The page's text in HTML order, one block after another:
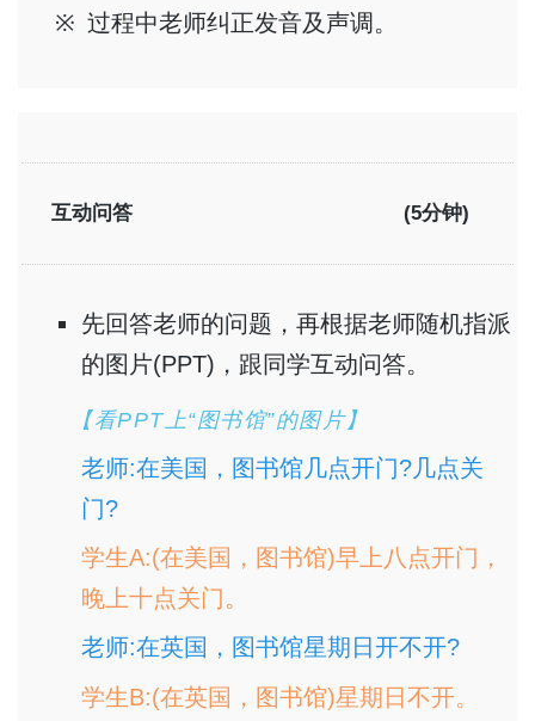
过程中老师纠正发音及声调。
互动问答 (5分钟)
先回答老师的问题，再根据老师随机指派
的图片(PPT)，跟同学互动问答。
【看PPT上“图书馆”的图片】
老师:在美国，图书馆几点开门?几点关
门?
学生A:(在美国，图书馆)早上八点开门，
晚上十点关门。
老师:在英国，图书馆星期日开不开?
学生B:(在英国，图书馆)星期日不开。